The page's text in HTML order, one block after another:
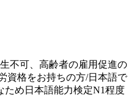
不可、高齢者の雇用促進の
資格をお持ちの方/日本語で
ため日本語能力検定N1程度